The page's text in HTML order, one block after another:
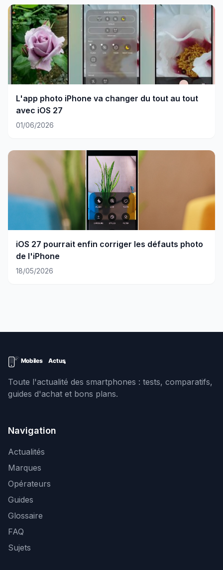
L'app photo iPhone va changer du tout au tout
avec iOS 27
01/06/2026
iOS 27 pourrait enfin corriger les défauts photo
de l'iPhone
18/05/2026
Toute l'actualité des smartphones : tests, comparatifs,
guides d'achat et bons plans.
Navigation
Actualités
Marques
Opérateurs
Guides
Glossaire
FAQ
Sujets